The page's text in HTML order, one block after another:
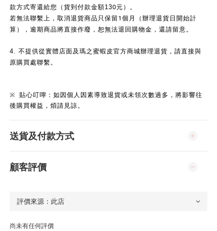
款方式寄還給您（貨到付款金額130元）。
若無法聯繫上，取消退貨商品只保留 1 個月（辦理退貨日開始計
算），逾期商品將直接作廢，恕無法退回購物金，還請留意。
4. 不提供從實體店面及瑪之蜜蝦皮官方商城辦理退貨，請直接與
原購買處聯繫。
※
貼心叮嚀：如因個人因素導致退貨或未領次數過多，將影響往
後購買權益，煩請見諒。
送貨及付款方式
顧客評價
尚未有任何評價